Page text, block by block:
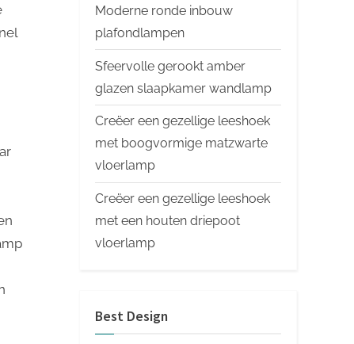
Moderne ronde inbouw
plafondlampen
Sfeervolle gerookt amber
glazen slaapkamer wandlamp
Creëer een gezellige leeshoek
met boogvormige matzwarte
vloerlamp
Creëer een gezellige leeshoek
met een houten driepoot
vloerlamp
Best Design